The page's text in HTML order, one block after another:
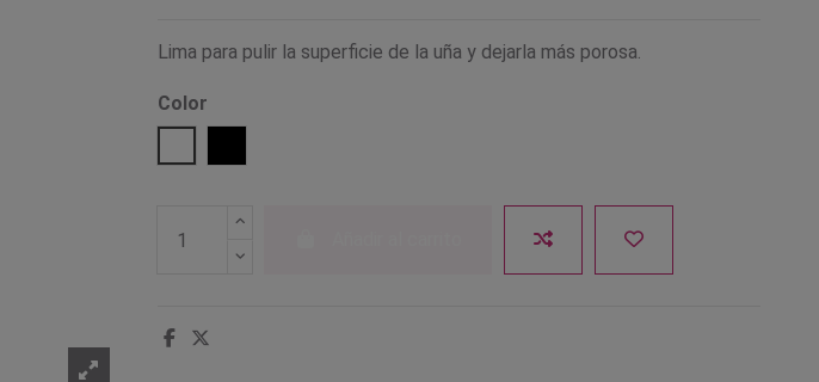
Lima para pulir la superficie de la uña y dejarla más porosa.
Color